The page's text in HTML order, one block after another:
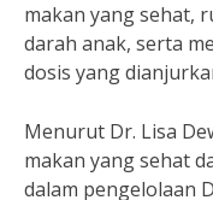
makan yang sehat,
darah anak, serta
dosis yang
Menurut Dr. Lisa
makan yang sehat
dalam pengelolaan